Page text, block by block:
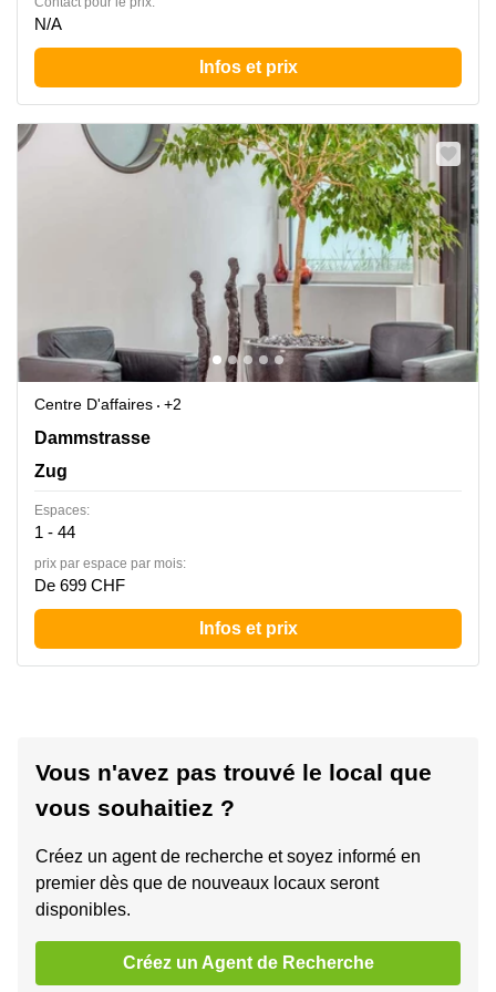
N/A
Infos et prix
Centre D'affaires
+2
Dammstrasse 19, Zug
Dammstrasse
Zug
Espaces:
1 - 44
prix par espace par mois:
De 699 CHF
Infos et prix
Vous n'avez pas trouvé le local que
vous souhaitiez ?
Créez un agent de recherche et soyez informé en
premier dès que de nouveaux locaux seront
disponibles.
Créez un Agent de Recherche